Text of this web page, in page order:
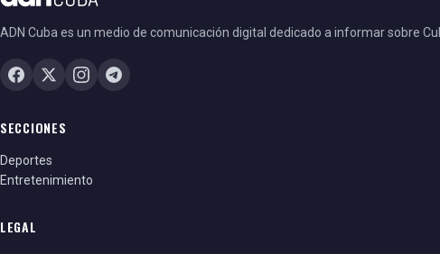
ADN Cuba es un medio de comunicación digital dedicado a informar sobre
SECCIONES
Deportes
Entretenimiento
LEGAL